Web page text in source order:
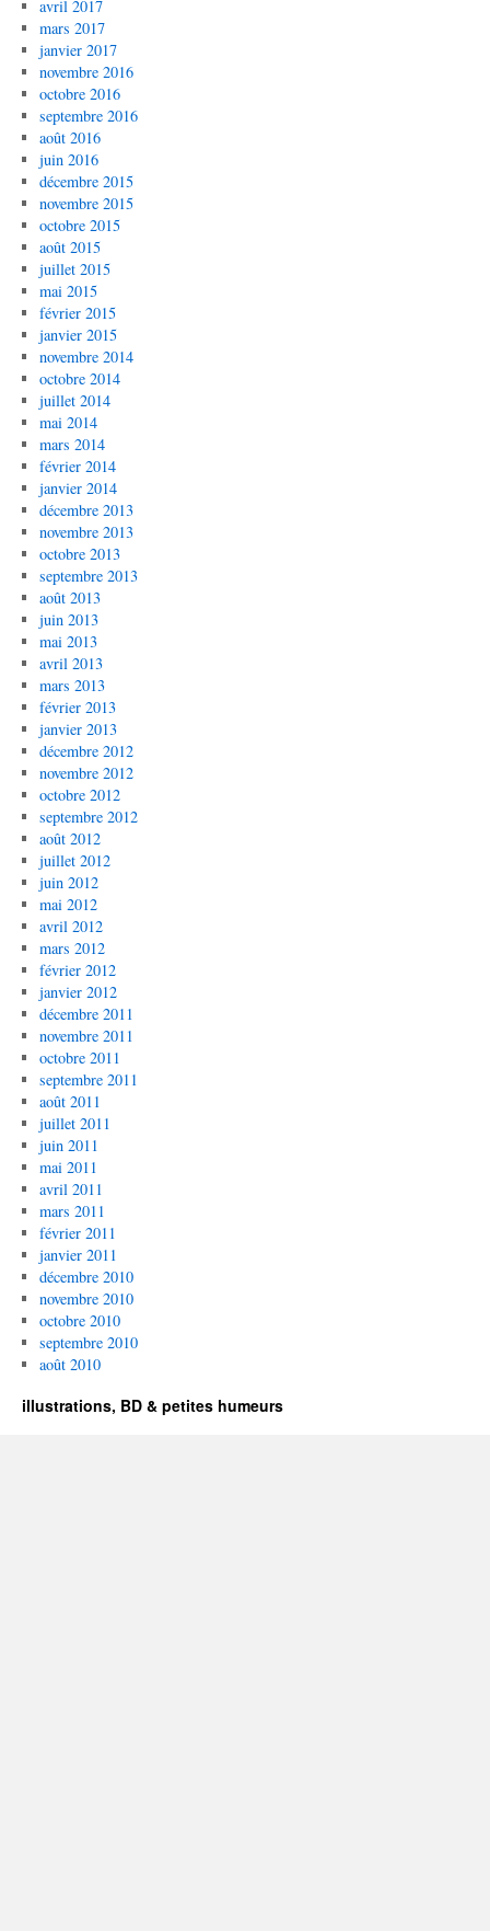
avril 2017
mars 2017
janvier 2017
novembre 2016
octobre 2016
septembre 2016
août 2016
juin 2016
décembre 2015
novembre 2015
octobre 2015
août 2015
juillet 2015
mai 2015
février 2015
janvier 2015
novembre 2014
octobre 2014
juillet 2014
mai 2014
mars 2014
février 2014
janvier 2014
décembre 2013
novembre 2013
octobre 2013
septembre 2013
août 2013
juin 2013
mai 2013
avril 2013
mars 2013
février 2013
janvier 2013
décembre 2012
novembre 2012
octobre 2012
septembre 2012
août 2012
juillet 2012
juin 2012
mai 2012
avril 2012
mars 2012
février 2012
janvier 2012
décembre 2011
novembre 2011
octobre 2011
septembre 2011
août 2011
juillet 2011
juin 2011
mai 2011
avril 2011
mars 2011
février 2011
janvier 2011
décembre 2010
novembre 2010
octobre 2010
septembre 2010
août 2010
illustrations, BD & petites humeurs